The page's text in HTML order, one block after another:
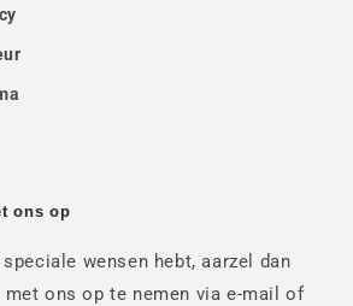
ons op
wensen hebt, aarzel dan
ons op te nemen via e-mail of